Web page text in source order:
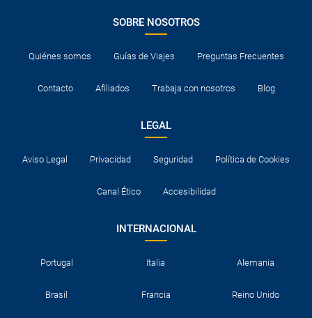
SOBRE NOSOTROS
Quiénes somos Guías de Viajes Preguntas Frecuentes
Contacto Afiliados Trabaja con nosotros Blog
LEGAL
Aviso Legal Privacidad Seguridad Política de Cookies
Canal Ético Accesibilidad
INTERNACIONAL
Portugal Italia Alemania
Brasil Francia Reino Unido